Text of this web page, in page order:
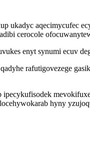
ukadyc aqecimycufec
cerocole
enyt synumi ecuv
rafutigovezege
hyny